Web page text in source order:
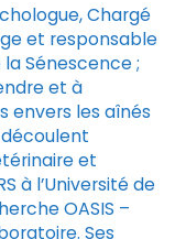
Chargé
et responsable
Sénescence ;
et à
envers les aînés
et
à l’Université de
OASIS –
Ses